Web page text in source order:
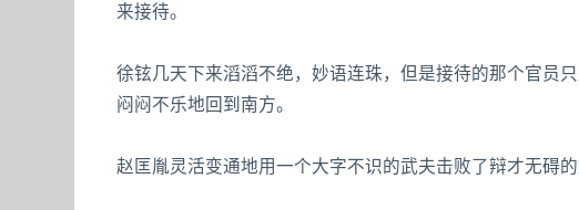
来接待。
徐铉几天下来滔滔不绝，妙语连珠，但是接待的那个官员
闷闷不乐地回到南方。
赵匡胤灵活变通地用一个大字不识的武夫击败了辩才无碍的